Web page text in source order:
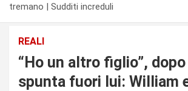
tremano | Sudditi increduli
REALI
“Ho un altro figlio”,
spunta fuori lui: William